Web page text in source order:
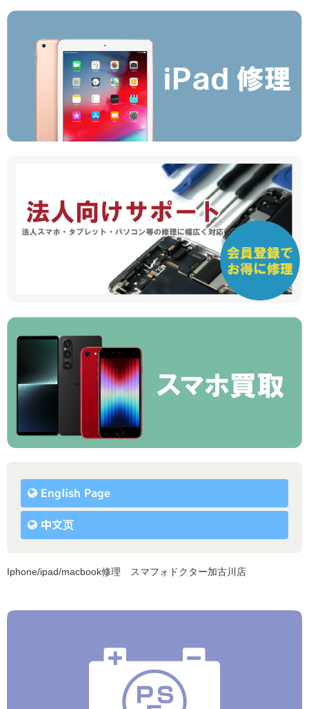
English Page
中文页
Iphone/ipad/macbook修理 スマフォドクター加古川店